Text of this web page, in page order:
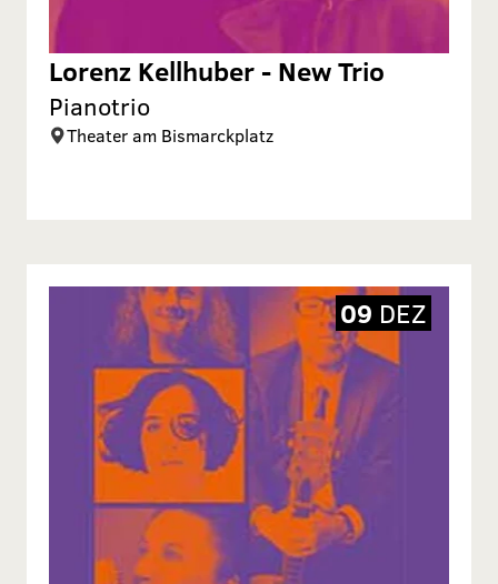
Lorenz Kellhuber - New Trio
Pianotrio
Theater am Bismarckplatz
09 DEZ